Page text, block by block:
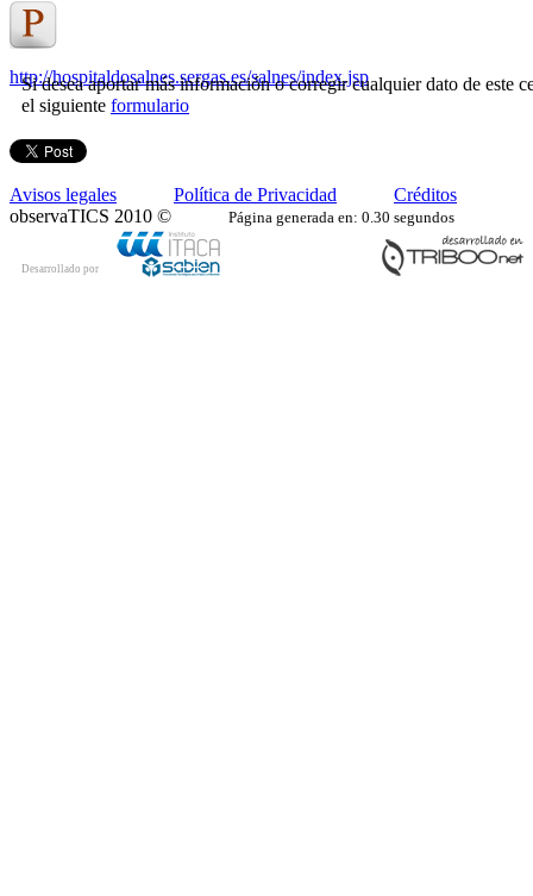
http://hospitaldosalnes.sergas.es/salnes/index.jsp
Si desea aportar más información o corregir cualquier dato de este
el siguiente formulario
Avisos legales Política de Privacidad
Créditos
observaTICS 2010 ©
Página generada en: 0.30 segundos
Desarrollado por